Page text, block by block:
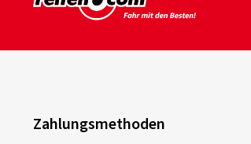
Zahlungsmethoden